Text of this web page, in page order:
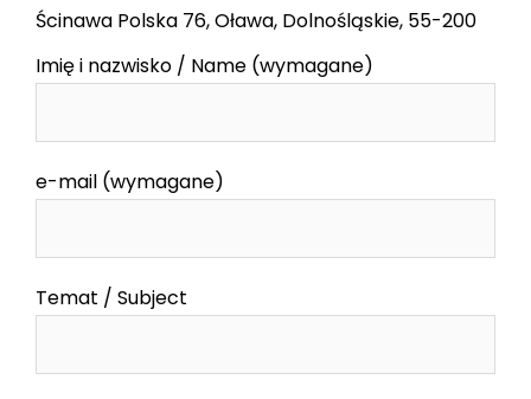
Ścinawa Polska 76, Oława, Dolnośląskie, 55-200
Imię i nazwisko / Name (wymagane)
e-mail (wymagane)
Temat / Subject